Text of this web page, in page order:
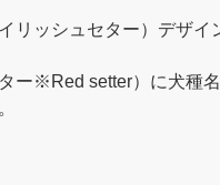
ッシュセター）デザイ
ー※Red setter）に犬種名